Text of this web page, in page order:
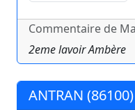
Commentaire de
2eme lavoir Ambère
ANTRAN (86100)